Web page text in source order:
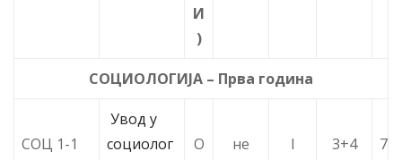
И
)
СОЦИОЛОГИЈА – Прва година
СОЦ 1-1
Увод у
социолог
О не I 3+4 7